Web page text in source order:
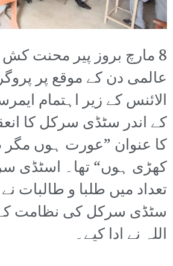
8 مارچ بروز پیر محنت
عالمی دن کے موقع پر
الائنس کے زیر اہتمام
کے اندر سٹڈی سرکل کا
کا عنوان ”عورت ہوں
کھڑی ہوں“ تھا۔ اسٹڈی
تعداد میں طلبا و
سٹڈی سرکل کی نظامت کے
اللہ نے ادا کیے۔